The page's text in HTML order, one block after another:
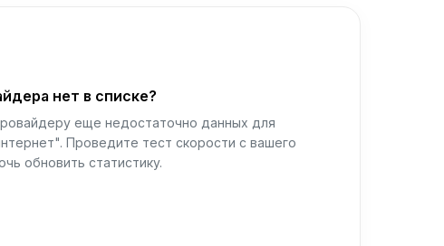
нет в списке?
еще недостаточно данных для
Проведите тест скорости с вашего
обновить статистику.